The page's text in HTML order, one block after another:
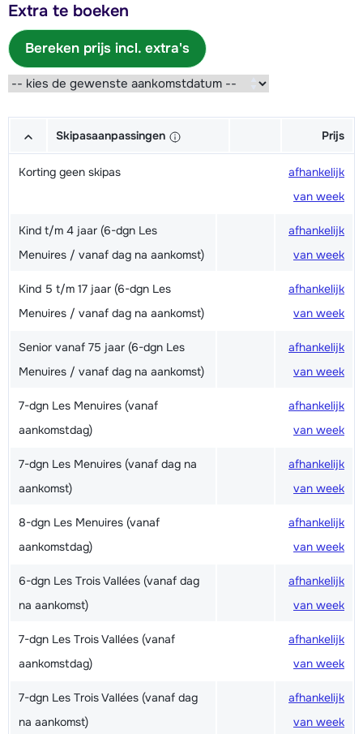
Extra te boeken
Bereken prijs incl. extra's
Skipasaanpassingen Prijs
Korting geen skipas
afhankelijk
van week
Kind t/m 4 jaar (6-dgn Les
Menuires / vanaf dag na aankomst)
afhankelijk
van week
Kind 5 t/m 17 jaar (6-dgn Les
Menuires / vanaf dag na aankomst)
afhankelijk
van week
Senior vanaf 75 jaar (6-dgn Les
Menuires / vanaf dag na aankomst)
afhankelijk
van week
7-dgn Les Menuires (vanaf
aankomstdag)
afhankelijk
van week
7-dgn Les Menuires (vanaf dag na
aankomst)
afhankelijk
van week
8-dgn Les Menuires (vanaf
aankomstdag)
afhankelijk
van week
6-dgn Les Trois Vallées (vanaf dag
na aankomst)
afhankelijk
van week
7-dgn Les Trois Vallées (vanaf
aankomstdag)
afhankelijk
van week
7-dgn Les Trois Vallées (vanaf dag
na aankomst)
afhankelijk
van week